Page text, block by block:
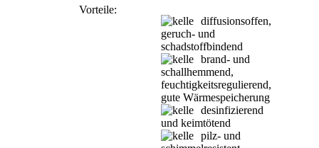
Vorteile:
diffusionsoffen,
geruch- und
schadstoffbindend
brand- und
schallhemmend,
feuchtigkeitsregulierend,
gute Wärmespeicherung
desinfizierend
und keimtötend
pilz- und